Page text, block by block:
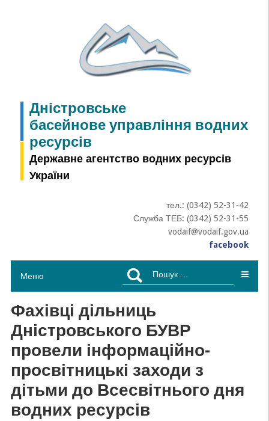
Дністровське
басейнове управління водних
ресурсів
Державне агентство водних ресурсів
України
тел.: (0342) 52-31-42
Служба ТЕБ: (0342) 52-31-55
vodaif@vodaif.gov.ua
facebook
Меню
Пошук:
Фахівці дільниць
Дністровського БУВР
провели інформаційно-
просвітницькі заходи з
дітьми до Всесвітнього дня
водних ресурсів